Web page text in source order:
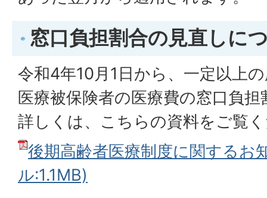
窓口負担割合の見直しに
令和4年10月1日から、一定以上
医療被保険者の医療費の窓口負
詳しくは、こちらの資料をご覧
後期高齢者医療制度に関するお
ル:1.1MB)